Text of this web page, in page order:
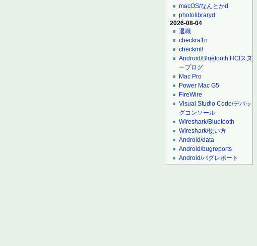
macOS/なんとかd
photolibraryd
2026-08-04
退職
checkra1n
checkm8
Android/Bluetooth HCIスヌ
ープログ
Mac Pro
Power Mac G5
FireWire
Visual Studio Code/デバッ
グコンソール
Wireshark/Bluetooth
Wireshark/使い方
Android/data
Android/bugreports
Android/バグレポート